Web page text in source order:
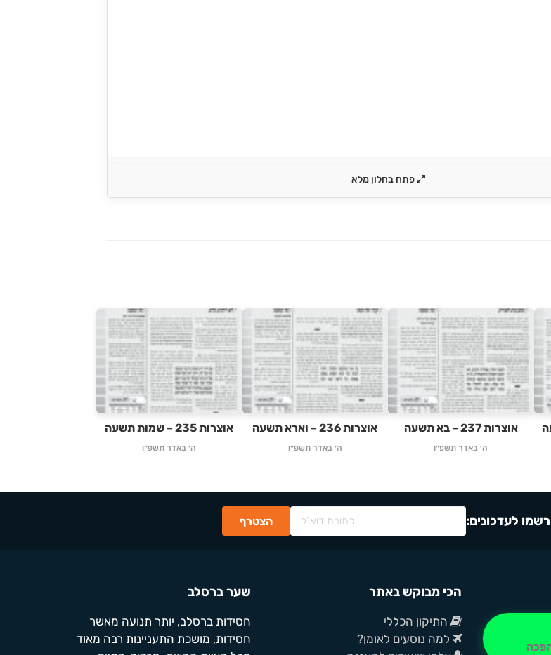
פתח בחלון מלא
אוצרות 237 – בא תשעה
ה׳ באדר תשפ״ו
אוצרות 236 – וארא תשעה
ה׳ באדר תשפ״ו
אוצרות 235 – שמות תשעה
ה׳ באדר תשפ״ו
לעדכונים:
שער ברסלב
חסידות ברסלב, יותר תנועה מאשר
חסידות, מושכת התעניינות רבה מאוד
הכי מבוקש באתר
התיקון הכללי
למה נוסעים לאומן?